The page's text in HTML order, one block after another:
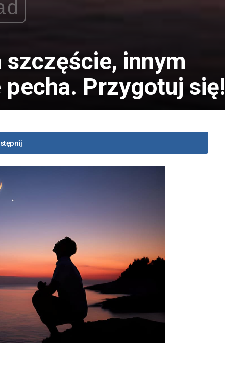
innym
Przygotuj się!